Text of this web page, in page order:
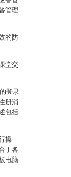
管理
的防
堂交
登录
册消
包括
操
于各
电脑